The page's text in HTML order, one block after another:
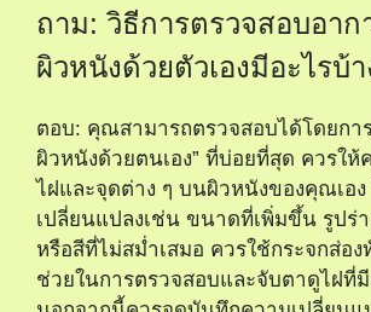
ถาม: วิธีการตรวจสอบอาก
ผิวหนังด้วยตัวเองมีอะไรบ้า
ตอบ: คุณสามารถตรวจสอบได้โดยกา
ผิวหนังด้วยตนเอง” ที่บ่อยที่สุด ควรให้
ไฝและจุดต่าง ๆ บนผิวหนังของคุณเอง
เปลี่ยนแปลงเช่น ขนาดที่เพิ่มขึ้น รูปร่า
หรือสีที่ไม่สม่ำเสมอ ควรใช้กระจกส่อง
ช่วยในการตรวจสอบและจับตาดูไฝที่